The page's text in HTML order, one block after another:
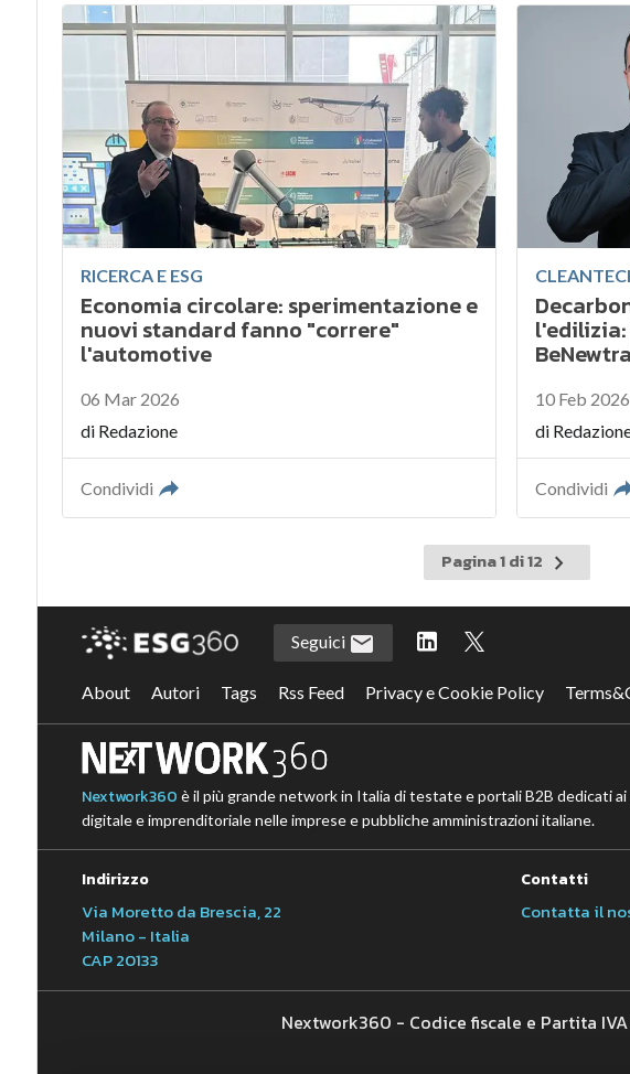
RICERCA E ESG
Economia circolare: sperimentazione e
nuovi standard fanno "correre"
l'automotive
06 Mar 2026
di Redazione
Condividi
10 Feb 2026
di
Condividi
Pagina 1 di 12 Pagina
successiva
Seguici
About Autori Tags Rss Feed Privacy e Cookie Policy
Nextwork360 è il più grande network in Italia di testate e portali B2B dedicati
digitale e imprenditoriale nelle imprese e pubbliche amministrazioni italiane.
Indirizzo
Via Moretto da Brescia, 22
Milano - Italia
CAP 20133
Contatti
Contatta il
Nextwork360 - Codice fiscale e Partita IVA